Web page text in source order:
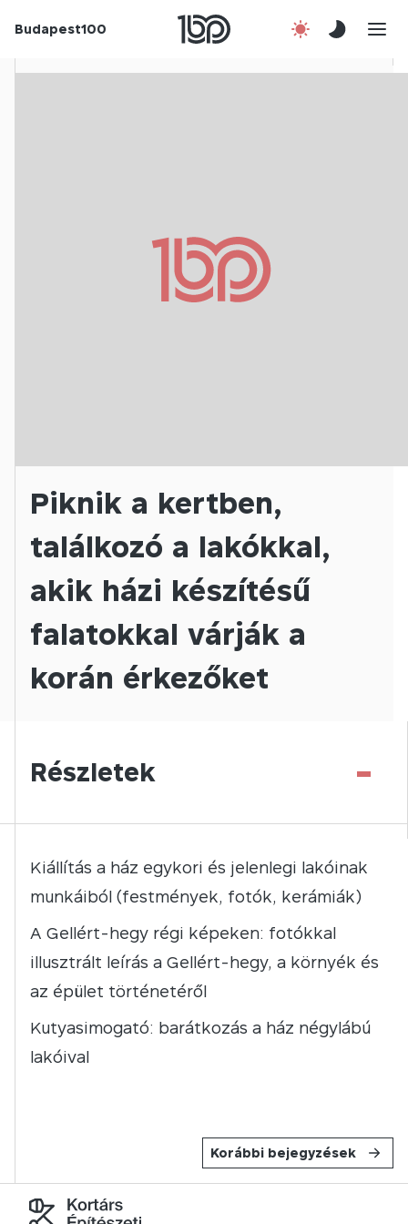
Budapest100
Piknik a kertben,
találkozó a lakókkal,
akik házi készítésű
falatokkal várják a
korán érkezőket
Részletek -
Kiállítás a ház egykori és jelenlegi lakóinak
munkáiból (festmények, fotók, kerámiák)
A Gellért-hegy régi képeken: fotókkal
illusztrált leírás a Gellért-hegy, a környék és
az épület történetéről
Kutyasimogató: barátkozás a ház négylábú
lakóival
Korábbi bejegyzések